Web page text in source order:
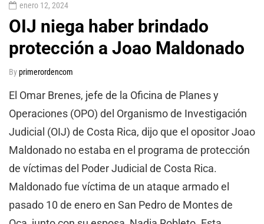
enero 12, 2024
OIJ niega haber brindado
protección a Joao Maldonado
Byprimerordencom
El Omar Brenes, jefe de la Oficina de Planes y
Operaciones (OPO) del Organismo de Investigación
Judicial (OIJ) de Costa Rica, dijo que el opositor Joao
Maldonado no estaba en el programa de protección
de víctimas del Poder Judicial de Costa Rica.
Maldonado fue víctima de un ataque armado el
pasado 10 de enero en San Pedro de Montes de